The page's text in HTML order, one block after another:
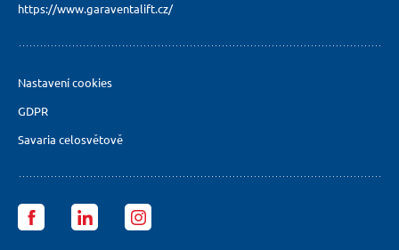
https://www.garaventalift.cz/
Nastavení cookies
GDPR
Savaria celosvětově
Garaventa
Lift
Garaventa
Lift
Garaventa
Lift